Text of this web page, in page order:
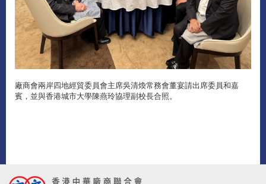
廠商會兩岸四地經貿委員會主席吳清煥常務會董宴請出席委員和嘉
賓，並與香港城市大學陳燕玲協理副校長合照。